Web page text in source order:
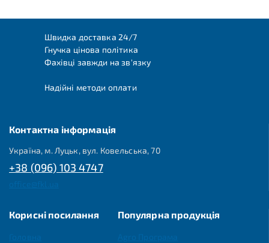
Швидка доставка 24/7
Гнучка цінова політика
Фахівці завжди на зв'язку
Надійні методи оплати
Контактна інформація
Україна, м. Луцьк, вул. Ковельська, 70
+38 (096) 103 4747
Корисні посилання Популярна продукція